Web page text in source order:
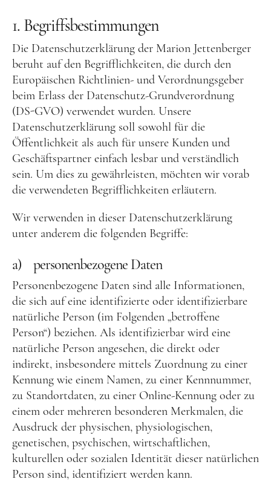
1. Begriffsbestimmungen
Die Datenschutzerklärung der Marion Jettenberger
beruht auf den Begrifflichkeiten, die durch den
Europäischen Richtlinien- und Verordnungsgeber
beim Erlass der Datenschutz-Grundverordnung
(DS-GVO) verwendet wurden. Unsere
Datenschutzerklärung soll sowohl für die
Öffentlichkeit als auch für unsere Kunden und
Geschäftspartner einfach lesbar und verständlich
sein. Um dies zu gewährleisten, möchten wir vorab
die verwendeten Begrifflichkeiten erläutern.
Wir verwenden in dieser Datenschutzerklärung
unter anderem die folgenden Begriffe:
a) personenbezogene Daten
Personenbezogene Daten sind alle Informationen,
die sich auf eine identifizierte oder identifizierbare
natürliche Person (im Folgenden „betroffene
Person“) beziehen. Als identifizierbar wird eine
natürliche Person angesehen, die direkt oder
indirekt, insbesondere mittels Zuordnung zu einer
Kennung wie einem Namen, zu einer Kennnummer,
zu Standortdaten, zu einer Online-Kennung oder zu
einem oder mehreren besonderen Merkmalen, die
Ausdruck der physischen, physiologischen,
genetischen, psychischen, wirtschaftlichen,
kulturellen oder sozialen Identität dieser natürlichen
Person sind, identifiziert werden kann.